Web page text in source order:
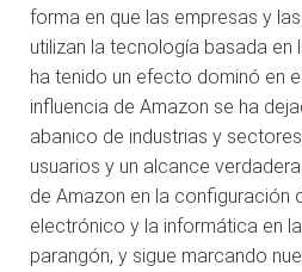
forma en que las empresas y
utilizan la tecnología basada en
ha tenido un efecto dominó en
influencia de Amazon se ha
abanico de industrias y
usuarios y un alcance
de Amazon en la configuración
electrónico y la informática en
parangón, y sigue marcando